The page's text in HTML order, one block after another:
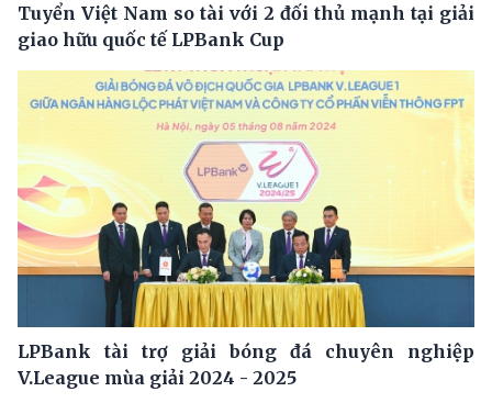
Tuyển Việt Nam so tài với 2 đối thủ mạnh tại giải
giao hữu quốc tế LPBank Cup
LPBank tài trợ giải bóng đá chuyên nghiệp
V.League mùa giải 2024 - 2025